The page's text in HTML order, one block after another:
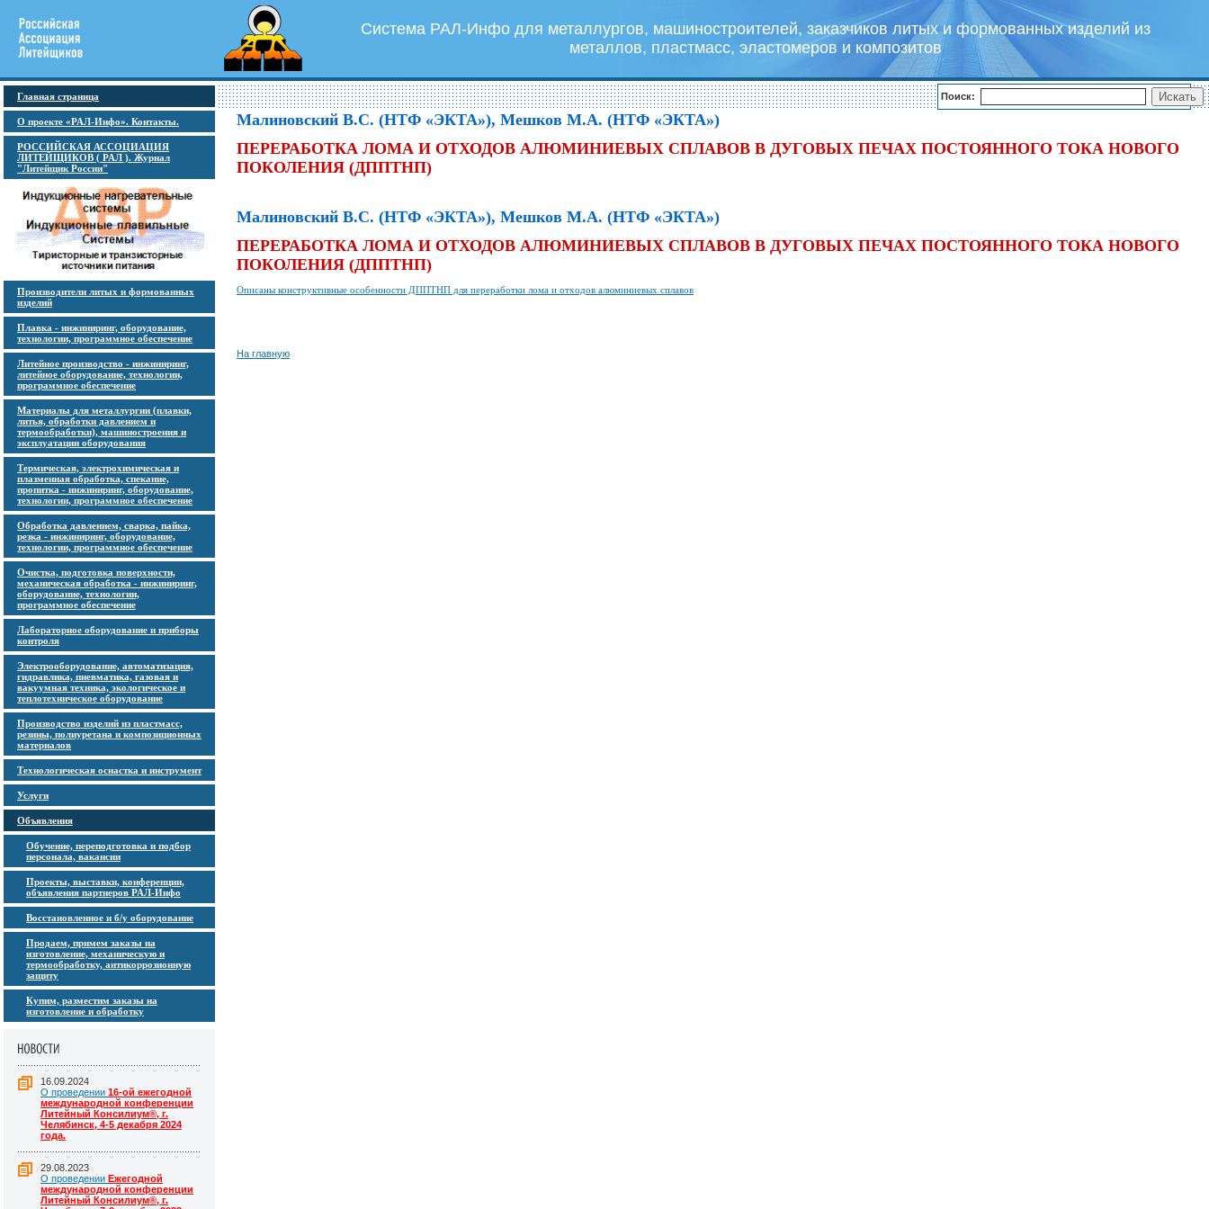
Система РАЛ-Инфо для металлургов, машиностроителей, заказчиков литых и формованных изделий из
металлов, пластмасс, эластомеров и композитов
Главная страница
О проекте «РАЛ-Инфо». Контакты.
РОССИЙСКАЯ АССОЦИАЦИЯ
ЛИТЕЙЩИКОВ ( РАЛ ). Журнал
"Литейщик России"
Производители литых и формованных
изделий
Плавка - инжиниринг, оборудование,
технологии, программное обеспечение
Литейное производство - инжиниринг,
литейное оборудование, технологии,
программное обеспечение
Материалы для металлургии (плавки,
литья, обработки давлением и
термообработки), машиностроения и
эксплуатации оборудования
Термическая, электрохимическая и
плазменная обработка, спекание,
пропитка - инжиниринг, оборудование,
технологии, программное обеспечение
Обработка давлением, сварка, пайка,
резка - инжиниринг, оборудование,
технологии, программное обеспечение
Очистка, подготовка поверхности,
механическая обработка - инжиниринг,
оборудование, технологии,
программное обеспечение
Лабораторное оборудование и приборы
контроля
Электрооборудование, автоматизация,
гидравлика, пневматика, газовая и
вакуумная техника, экологическое и
теплотехническое оборудование
Производство изделий из пластмасс,
резины, полиуретана и композиционных
материалов
Технологическая оснастка и инструмент
Услуги
Объявления
Обучение, переподготовка и подбор
персонала, вакансии
Проекты, выставки, конференции,
объявления партнеров РАЛ-Инфо
Восстановленное и б/у оборудование
Продаем, примем заказы на
изготовление, механическую и
термообработку, антикоррозионную
защиту
Купим, разместим заказы на
изготовление и обработку
16.09.2024
О проведении 16-ой ежегодной
международной конференции
Литейный Консилиум®, г.
Челябинск, 4-5 декабря 2024
года.
29.08.2023
О проведении Ежегодной
международной конференции
Литейный Консилиум®, г.
Поиск:
Малиновский В.С. (НТФ «ЭКТА»), Мешков М.А. (НТФ «ЭКТА»)
ПЕРЕРАБОТКА ЛОМА И ОТХОДОВ АЛЮМИНИЕВЫХ СПЛАВОВ В ДУГОВЫХ ПЕЧАХ ПОСТОЯННОГО ТОКА НОВОГО
ПОКОЛЕНИЯ (ДППТНП)
Малиновский В.С. (НТФ «ЭКТА»), Мешков М.А. (НТФ «ЭКТА»)
ПЕРЕРАБОТКА ЛОМА И ОТХОДОВ АЛЮМИНИЕВЫХ СПЛАВОВ В ДУГОВЫХ ПЕЧАХ ПОСТОЯННОГО ТОКА НОВОГО
ПОКОЛЕНИЯ (ДППТНП)
Описаны конструктивные особенности ДППТНП для переработки лома и отходов алюминиевых сплавов
На главную